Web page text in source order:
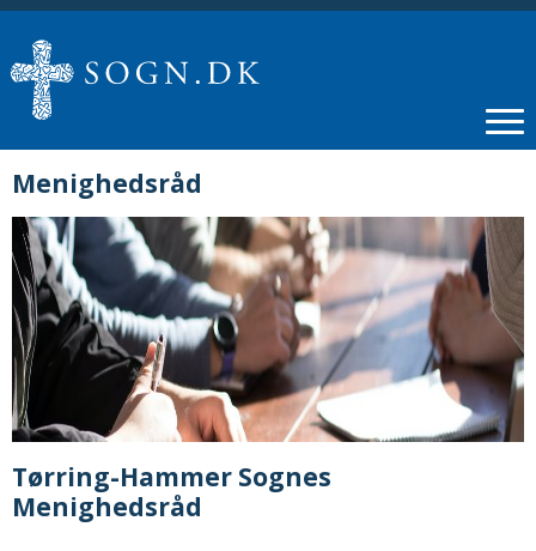
Menighedsråd
Tørring-Hammer Sognes
Menighedsråd